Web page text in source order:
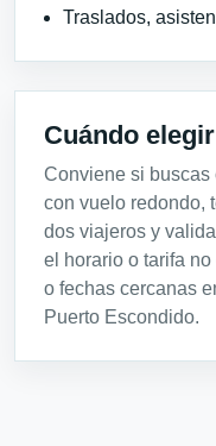
Traslados,
Cuándo
Conviene si buscas
con vuelo redondo,
dos viajeros y
el horario o tarifa
o fechas cercanas
Puerto Escondido.